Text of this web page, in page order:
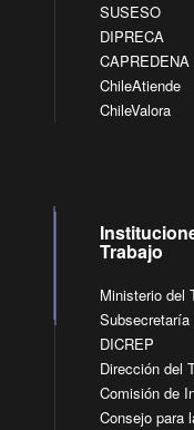
SUSESO
DIPRECA
CAPREDENA
ChileAtiende
ChileValora
Trabajo
Ministerio del
Subsecretaría
DICREP
Dirección del
Comisión de
Consejo para